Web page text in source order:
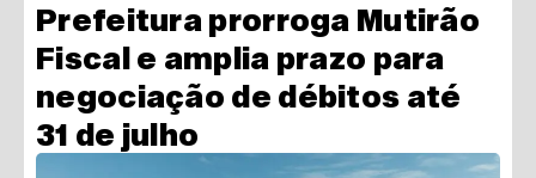
Prefeitura prorroga Mutirão
Fiscal e amplia prazo para
negociação de débitos até
31 de julho